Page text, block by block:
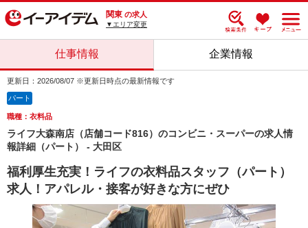
関東 の求人
▼エリア変更
仕事情報 企業情報
更新日：2026/08/07 ※更新日時点の最新情報です
パート
職種：衣料品
ライフ大森南店（店舗コード816）のコンビニ・スーパーの求人情
報詳細（パート） - 大田区
福利厚生充実！ライフの衣料品スタッフ（パート）
求人！アパレル・接客が好きな方にぜひ